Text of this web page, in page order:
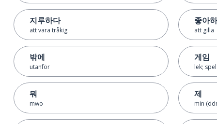
지루하다
att vara tråkig
밖에
utanför
뭐
mwo
좋아
att gilla
게임
lek; spel
제
min